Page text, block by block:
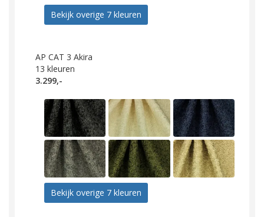
Bekijk overige 7 kleuren
AP CAT 3 Akira
13 kleuren
3.299,-
Bekijk overige 7 kleuren